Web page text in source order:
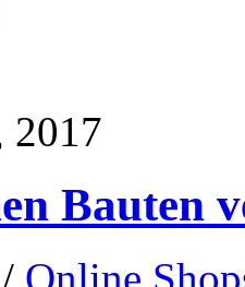
2017
Bauten
/ Online